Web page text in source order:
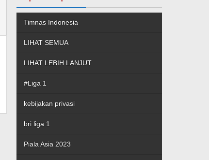
Timnas Indonesia
LIHAT SEMUA
LIHAT LEBIH LANJUT
#Liga 1
kebijakan privasi
bri liga 1
Piala Asia 2023